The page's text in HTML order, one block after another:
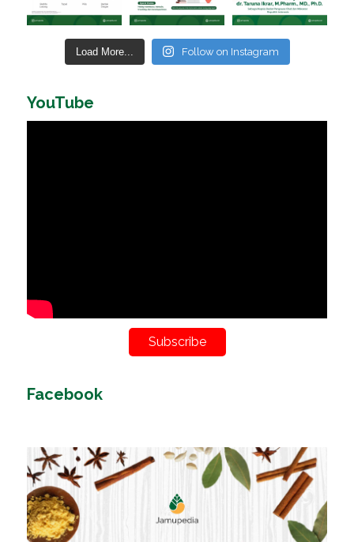
Load More... Follow on Instagram
YouTube
Subscribe
Facebook